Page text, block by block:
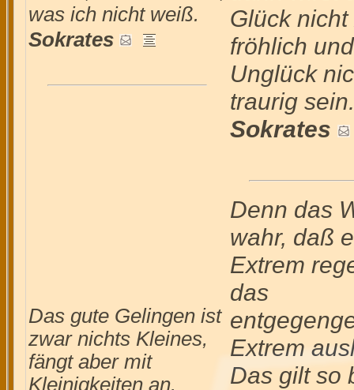
was ich nicht weiß.
Sokrates
Glück nicht
fröhlich
Unglück
traurig sein.
Sokrates
Das gute Gelingen ist
zwar nichts Kleines,
fängt aber mit
Kleinigkeiten an.
Denn das
wahr, daß
Extrem
das
Extrem
Das gilt so